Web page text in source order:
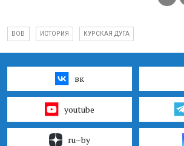
ВОВ ИСТОРИЯ КУРСКАЯ ДУГА
вк
youtube
ru–by